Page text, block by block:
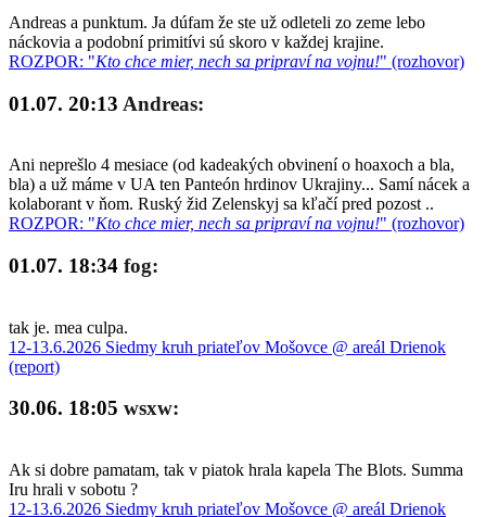
Andreas a punktum. Ja dúfam že ste už odleteli zo zeme lebo
náckovia a podobní primitívi sú skoro v každej krajine.
ROZPOR: "Kto chce mier, nech sa pripraví na vojnu!" (rozhovor)
01.07. 20:13 Andreas:
Ani neprešlo 4 mesiace (od kadeakých obvinení o hoaxoch a bla,
bla) a už máme v UA ten Panteón hrdinov Ukrajiny... Samí nácek a
kolaborant v ňom. Ruský žid Zelenskyj sa kľačí pred pozost ..
ROZPOR: "Kto chce mier, nech sa pripraví na vojnu!" (rozhovor)
01.07. 18:34 fog:
tak je. mea culpa.
12-13.6.2026 Siedmy kruh priateľov Mošovce @ areál Drienok
(report)
30.06. 18:05 wsxw:
Ak si dobre pamatam, tak v piatok hrala kapela The Blots. Summa
Iru hrali v sobotu ?
12-13.6.2026 Siedmy kruh priateľov Mošovce @ areál Drienok